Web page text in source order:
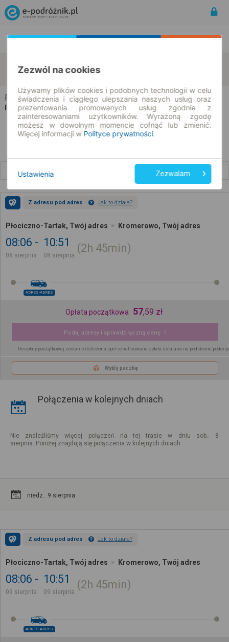
08.08.2026 | -- : --
Płociczno-Tartak → Kromerowo
Rozkład jazdy i bilety
Z adresu pod adres Jak to działa?
Płociczno-Tartak, Twój adres Kromerowo, Twój adres
08:06
08 sierpnia
10:51
08 sierpnia
2h 45min
ADRES-ADRES
Opłata początkowa 57,59 zł
Podaj adresy i sprawdź łączną cenę
Do opłaty początkowej zostanie doliczona spersonalizowana opłata ustalana na podstawie
Wyślij paczkę
Połączenia w kolejnych dniach
Nie znaleźliśmy więcej połączeń na tej trasie w dniu sob.. 8
sierpnia. Poniżej znajdują się połączenia w kolejnych dniach
niedz.. 9 sierpnia
Z adresu pod adres Jak to działa?
Płociczno-Tartak, Twój adres Kromerowo, Twój adres
08:06
09 sierpnia
10:51
09 sierpnia
2h 45min
ADRES-ADRES
Zezwól na cookies
Używamy plików cookies i podobnych technologii w celu
świadczenia i ciągłego ulepszania naszych usług oraz
prezentowania promowanych usług zgodnie z
zainteresowaniami użytkowników. Wyrażoną zgodę
możesz w dowolnym momencie cofnąć lub zmienić.
Więcej informacji w Polityce prywatności.
Ustawienia Zezwalam